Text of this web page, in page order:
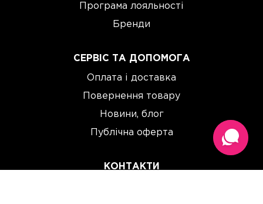
Програма лояльності
Бренди
СЕРВІС ТА ДОПОМОГА
Оплата і доставка
Повернення товару
Новини, блог
Публічна оферта
КОНТАКТИ